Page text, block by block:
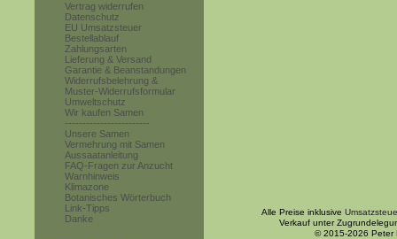
Vertrag widerrufen
Datenschutz
EU Umsatzsteuer
Bestellablauf
Zahlungsarten
Lieferung & Versand
Garantie & Beanstandungen
Widerrufsbelehrung &
Muster-Widerrufsformular
Umweltschutz
Wir kaufen Samen
------------------------
Unsere Samen
Vermehrung mit Samen
Aussaatanleitung
FAQ-Fragen zur Anzucht
Warnhinweis
Klimazone
Botanisches Wörterbuch
Link-Tipps
Danke
Alle Preise inklusive
Verkauf unter
© 2015-2026 Peter